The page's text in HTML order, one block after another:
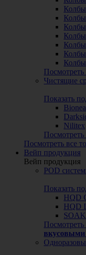
Колбы
Колбы
Посмотреть
Чистящие
Показать
Nilitex
Посмотреть
Посмотреть все
Вейп продукция
Вейп продукция
POD
Показать
HQD
HQD
Посмотреть